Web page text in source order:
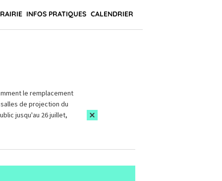
INFOS PRATIQUES CALENDRIER
le remplacement
de projection du
jusqu'au 26 juillet,